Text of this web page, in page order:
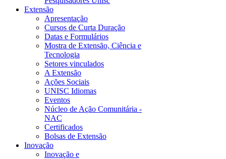
Extensão
Apresentação
Cursos de Curta Duração
Datas e Formulários
Mostra de Extensão, Ciência e
Tecnologia
Setores vinculados
A Extensão
Ações Sociais
UNISC Idiomas
Eventos
Núcleo de Ação Comunitária -
NAC
Certificados
Bolsas de Extensão
Inovação
Inovação e